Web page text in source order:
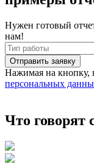
Нужен готовый
нам!
Отправить заявку
Нажимая на кнопку,
персональных
Что говорят